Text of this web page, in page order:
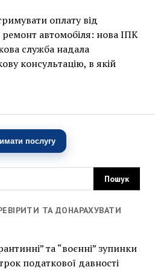
оплату від
ремонт автомобіля: нова ІПК
служба надала
консультацію, в якій
послугу
ТА ДОНАРАХУВАТИ
та “воєнні” зупинки
податкової давності